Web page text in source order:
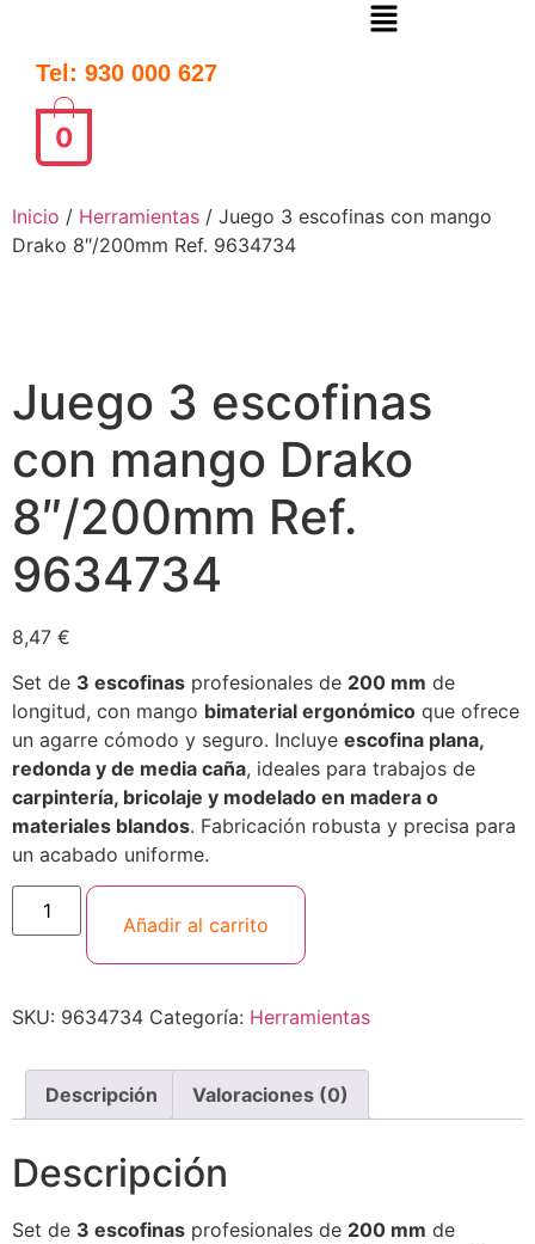
Tel: 930 000 627
0
Inicio / Herramientas / Juego 3 escofinas con mango
Drako 8″/200mm Ref. 9634734
Juego 3 escofinas
con mango Drako
8″/200mm Ref.
9634734
8,47 €
Set de 3 escofinas profesionales de 200 mm de
longitud, con mango bimaterial ergonómico que ofrece
un agarre cómodo y seguro. Incluye escofina plana,
redonda y de media caña, ideales para trabajos de
carpintería, bricolaje y modelado en madera o
materiales blandos. Fabricación robusta y precisa para
un acabado uniforme.
Añadir al carrito
SKU: 9634734 Categoría: Herramientas
Descripción Valoraciones (0)
Descripción
Set de 3 escofinas profesionales de 200 mm de